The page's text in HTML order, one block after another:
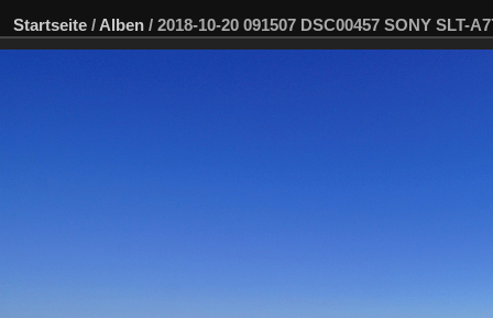
Startseite / Alben / 2018-10-20 091507 DSC00457 SONY SLT-